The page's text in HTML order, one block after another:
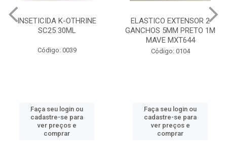
INSETICIDA K-OTHRINE
SC25 30ML
Código: 0039
Faça seu login ou
cadastre-se para
ver preços e
comprar
ELASTICO EXTENSOR 2
GANCHOS 5MM PRETO 1M
MAVE MXT644
Código: 0104
Faça seu login ou
cadastre-se para
ver preços e
comprar